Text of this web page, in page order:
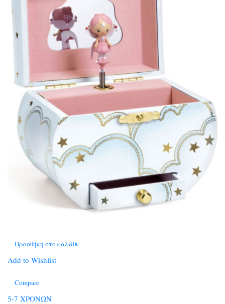
Προσθήκη στο καλάθι
Add to Wishlist
Compare
5-7 ΧΡΟΝΩΝ